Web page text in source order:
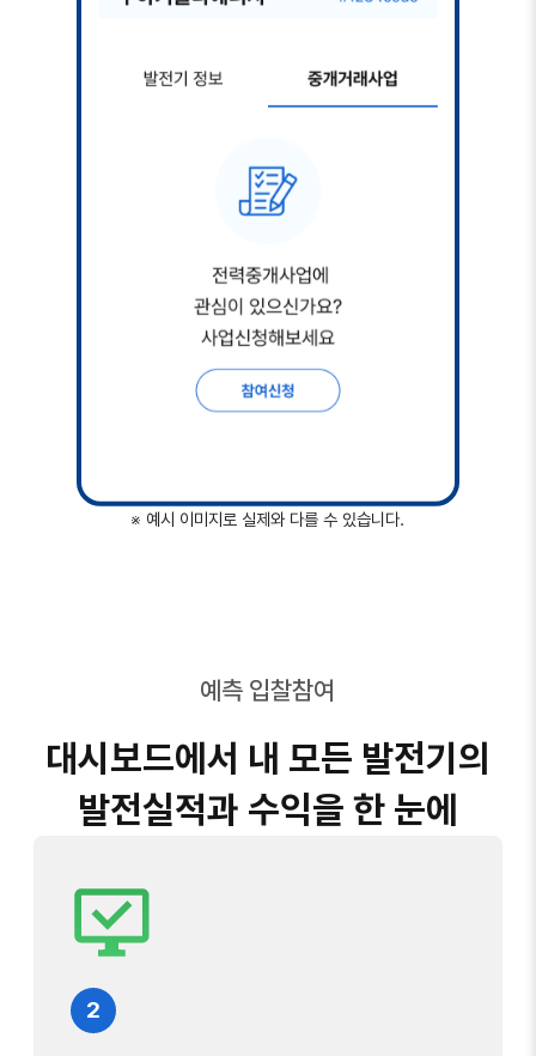
※ 예시 이미지로 실제와 다를 수 있습니다.
예측 입찰참여
대시보드에서 내 모든 발전기의
발전실적과 수익을 한 눈에
2